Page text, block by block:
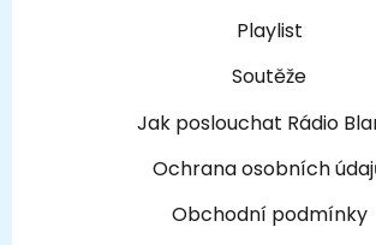
Playlist
Soutěže
Jak poslouchat Rádio
Ochrana osobních
Obchodní podmínky